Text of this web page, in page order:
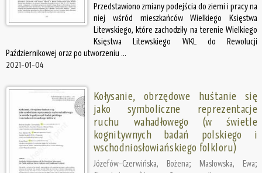
Przedstawiono zmiany podejścia do ziemi i pracy na
niej wśród mieszkańców Wielkiego Księstwa
Litewskiego, które zachodziły na terenie Wielkiego
Księstwa Litewskiego WKL do Rewolucji
Październikowej oraz po utworzeniu ...
2021-01-04
Kołysanie, obrzędowe huśtanie się
jako symboliczne reprezentacje
ruchu wahadłowego (w świetle
kognitywnych badań polskiego i
wschodniosłowiańskiego folkloru)
Józefów-Czerwińska, Bożena; Masłowska, Ewa;